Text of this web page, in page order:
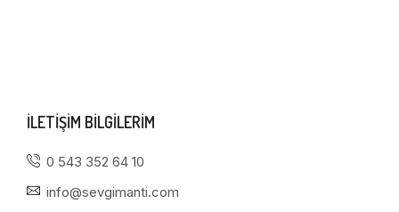
ILETIŞIM BILGILERIM
0 543 352 64 10
info@sevgimanti.com